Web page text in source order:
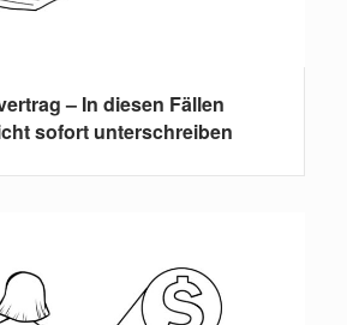
– In diesen Fällen
sofort unterschreiben